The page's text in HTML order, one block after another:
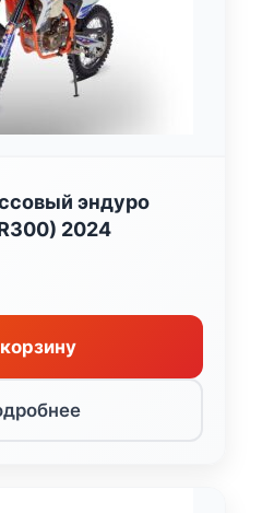
эндуро
2024